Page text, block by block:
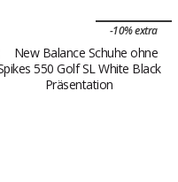
-10% extra